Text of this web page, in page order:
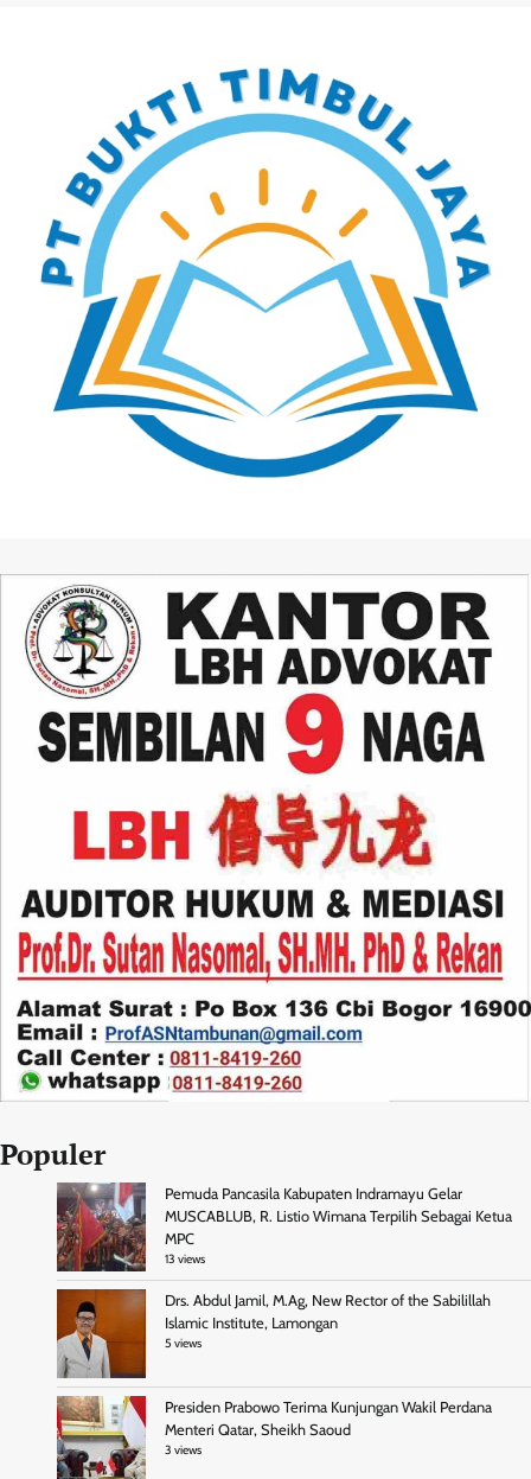
Populer
Pemuda Pancasila Kabupaten Indramayu Gelar
MUSCABLUB, R. Listio Wimana Terpilih Sebagai Ketua
MPC
13 views
Drs. Abdul Jamil, M.Ag, New Rector of the Sabilillah
Islamic Institute, Lamongan
5 views
Presiden Prabowo Terima Kunjungan Wakil Perdana
Menteri Qatar, Sheikh Saoud
3 views